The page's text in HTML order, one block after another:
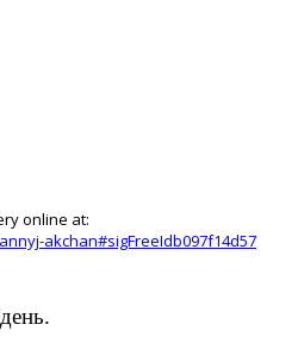
online at:
akchan#sigFreeIdb097f14d57